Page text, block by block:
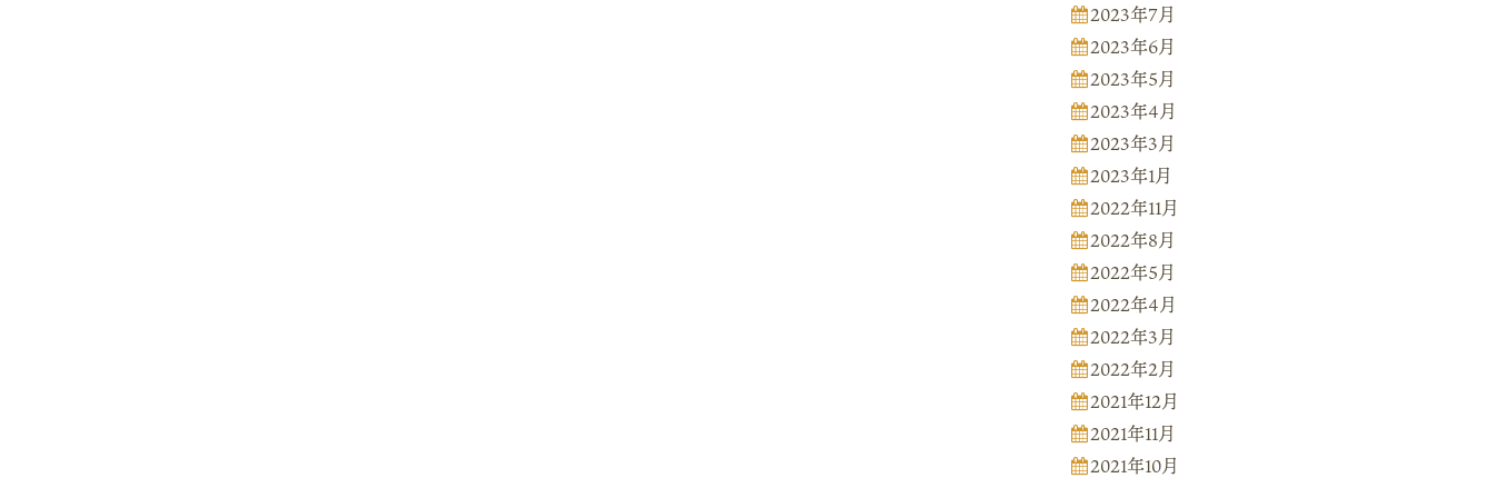
2023年7月
2023年6月
2023年5月
2023年4月
2023年3月
2023年1月
2022年11月
2022年8月
2022年5月
2022年4月
2022年3月
2022年2月
2021年12月
2021年11月
2021年10月